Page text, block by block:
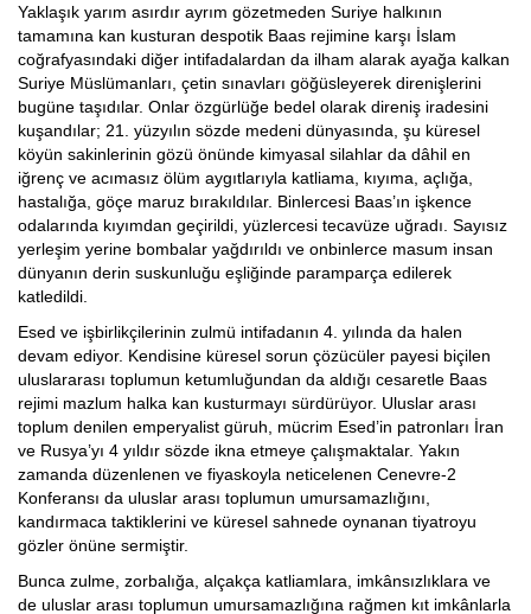
Yaklaşık yarım asırdır ayrım gözetmeden Suriye halkının
tamamına kan kusturan despotik Baas rejimine karşı İslam
coğrafyasındaki diğer intifadalardan da ilham alarak ayağa kalkan
Suriye Müslümanları, çetin sınavları göğüsleyerek direnişlerini
bugüne taşıdılar. Onlar özgürlüğe bedel olarak direniş iradesini
kuşandılar; 21. yüzyılın sözde medeni dünyasında, şu küresel
köyün sakinlerinin gözü önünde kimyasal silahlar da dâhil en
iğrenç ve acımasız ölüm aygıtlarıyla katliama, kıyıma, açlığa,
hastalığa, göçe maruz bırakıldılar. Binlercesi Baas’ın işkence
odalarında kıyımdan geçirildi, yüzlercesi tecavüze uğradı. Sayısız
yerleşim yerine bombalar yağdırıldı ve onbinlerce masum insan
dünyanın derin suskunluğu eşliğinde paramparça edilerek
katledildi.
Esed ve işbirlikçilerinin zulmü intifadanın 4. yılında da halen
devam ediyor. Kendisine küresel sorun çözücüler payesi biçilen
uluslararası toplumun ketumluğundan da aldığı cesaretle Baas
rejimi mazlum halka kan kusturmayı sürdürüyor. Uluslar arası
toplum denilen emperyalist güruh, mücrim Esed’in patronları İran
ve Rusya’yı 4 yıldır sözde ikna etmeye çalışmaktalar. Yakın
zamanda düzenlenen ve fiyaskoyla neticelenen Cenevre-2
Konferansı da uluslar arası toplumun umursamazlığını,
kandırmaca taktiklerini ve küresel sahnede oynanan tiyatroyu
gözler önüne sermiştir.
Bunca zulme, zorbalığa, alçakça katliamlara, imkânsızlıklara ve
de uluslar arası toplumun umursamazlığına rağmen kıt imkânlarla